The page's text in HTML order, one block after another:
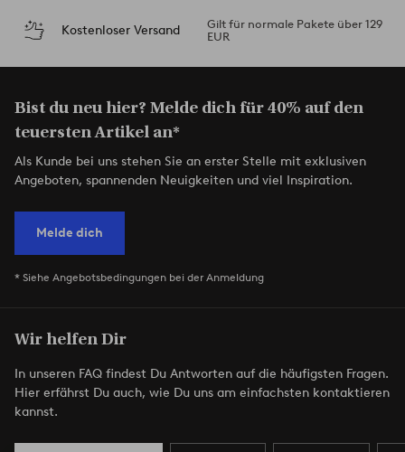
Kostenloser Versand
Gilt für normale Pakete über 129
EUR
Bist du neu hier? Melde dich für 40% auf den
teuersten Artikel an*
Als Kunde bei uns stehen Sie an erster Stelle mit exklusiven
Angeboten, spannenden Neuigkeiten und viel Inspiration.
Melde dich
* Siehe Angebotsbedingungen bei der Anmeldung
Wir helfen Dir
In unseren FAQ findest Du Antworten auf die häufigsten Fragen.
Hier erfährst Du auch, wie Du uns am einfachsten kontaktieren
kannst.